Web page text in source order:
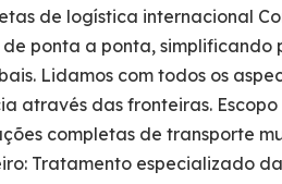
de logística internacional
ponta a ponta, simplificando
Lidamos com todos os
através das fronteiras.
completas de transporte
Tratamento especializado